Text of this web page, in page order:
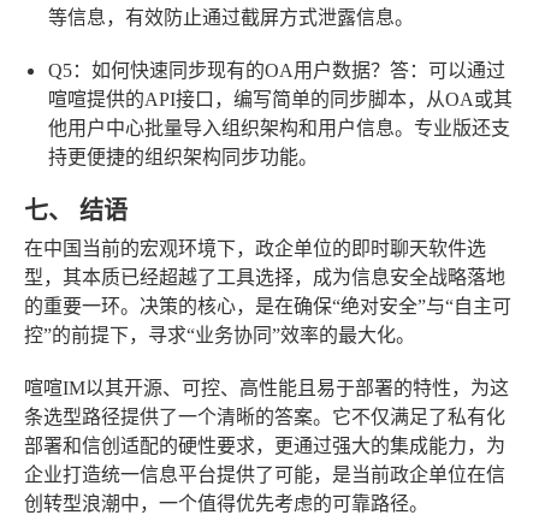
等信息，有效防止通过截屏方式泄露信息。
Q5：如何快速同步现有的OA用户数据？ 答：可以通过
喧喧提供的API接口，编写简单的同步脚本，从OA或其
他用户中心批量导入组织架构和用户信息。专业版还支
持更便捷的组织架构同步功能。
七、 结语
在中国当前的宏观环境下，政企单位的即时聊天软件选
型，其本质已经超越了工具选择，成为信息安全战略落地
的重要一环。决策的核心，是在确保“绝对安全”与“自主可
控”的前提下，寻求“业务协同”效率的最大化。
喧喧IM以其开源、可控、高性能且易于部署的特性，为这
条选型路径提供了一个清晰的答案。它不仅满足了私有化
部署和信创适配的硬性要求，更通过强大的集成能力，为
企业打造统一信息平台提供了可能，是当前政企单位在信
创转型浪潮中，一个值得优先考虑的可靠路径。